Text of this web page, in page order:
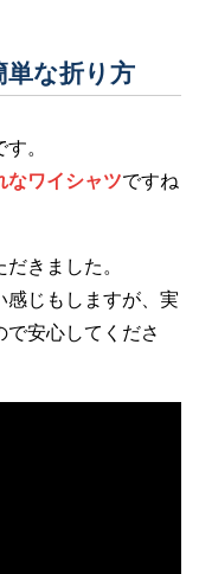
な折り方
。
なワイシャツですね
きました。
感じもしますが、実
安心してくださ